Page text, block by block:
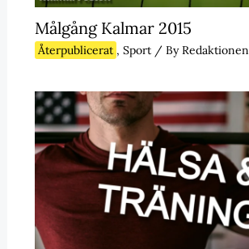
Målgång Kalmar 2015
Återpublicerat , Sport/ ByRedaktionen